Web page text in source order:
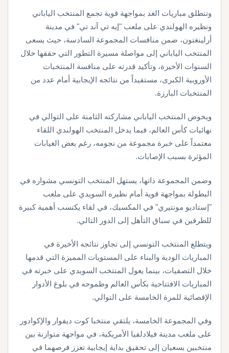
وتنطلق مباريات الغد بمواجهة قوية تجمع المنتخب الياباني
ونظيره الهولندي على ملعب "إيه تي آند تي" في مدينة
أرلينغتون، ضمن منافسات المجموعة السادسة، حيث يسعى
المنتخب الياباني إلى مواصلة مسيرة التطور التي حققها خلال
السنوات الأخيرة، وتأكيد قدرته على منافسة المنتخبات
الأوروبية الكبرى، مستفيداً من نتائجه الإيجابية أمام عدد من
المنتخبات البارزة.
ويخوض المنتخب الياباني مشاركته الثامنة على التوالي في
نهائيات كأس العالم، فيما يدخل المنتخب الهولندي اللقاء
معتمداً على خبرة مجموعة من نجومه، رغم بعض الغيابات
المؤثرة بسبب الإصابات.
وضمن المجموعة ذاتها، يستهل المنتخب التونسي مشواره في
البطولة بمواجهة قوية أمام نظيره السويدي على ملعب
"إستاديو مونتيري" في المكسيك، في لقاء يكتسب أهمية كبيرة
للطرفين في سباق التأهل إلى الدور التالي.
ويتطلع المنتخب التونسي إلى تجاوز نتائجه الأخيرة في
المباريات الودية والبناء على المستويات المميزة التي قدمها
خلال التصفيات، بينما يعول المنتخب السويدي على خبرته في
المباريات الافتتاحية بكأس العالم وطموحه في بلوغ الأدوار
الإقصائية للمرة الخامسة على التوالي.
وفي المجموعة الخامسة، يلتقي منتخبا كوت ديفوار والإكوادور
على ملعب مدينة فيلادلفيا الأمريكية، في مواجهة متوازنة بين
منتخبين يسعيان إلى تحقيق بداية إيجابية تعزز فرصهما في